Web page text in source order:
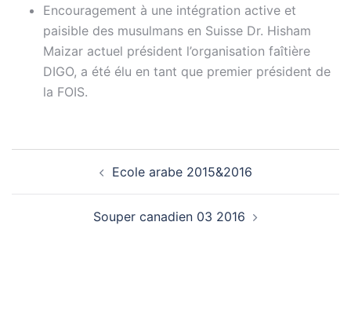
Encouragement à une intégration active et
paisible des musulmans en Suisse Dr. Hisham
Maizar actuel président l’organisation faîtière
DIGO, a été élu en tant que premier président de
la FOIS.
Ecole arabe 2015&2016
Souper canadien 03 2016